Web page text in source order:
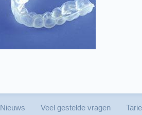
Nieuws Veel gestelde vragen